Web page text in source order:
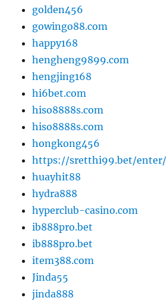
golden456
gowingo88.com
happy168
hengheng9899.com
hengjing168
hi6bet.com
hiso8888s.com
hiso8888s.com
hongkong456
https://sretthi99.bet/enter/
huayhit88
hydra888
hyperclub-casino.com
ib888pro.bet
ib888pro.bet
item388.com
Jinda55
jinda888